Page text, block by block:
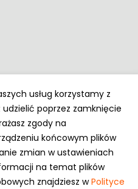
Opony.com.pl
usług korzystamy z
poprzez zamknięcie
zgody na
końcowym plików
zmian w ustawieniach
na temat plików
znajdziesz wPolityce